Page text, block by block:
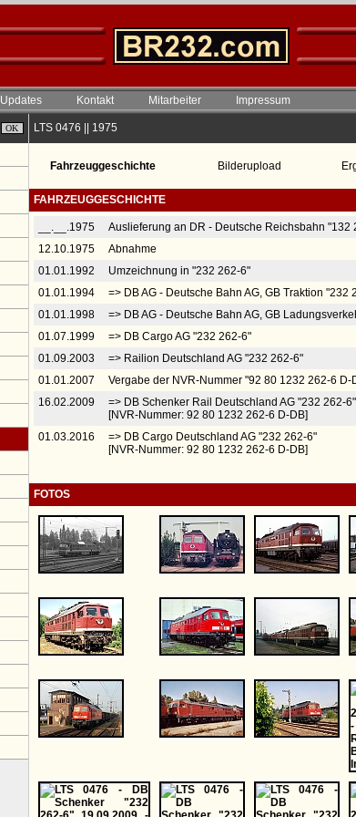
Updates Kontakt Mitarbeiter Impressum
LTS 0476 || 1975
Fahrzeuggeschichte Bilderupload
FAHRZEUGGESCHICHTE
__.__.1975
Auslieferung an DR - Deutsche Reichsbahn "132
12.10.1975
Abnahme
01.01.1992
Umzeichnung in "232 262-6"
01.01.1994
=> DB AG - Deutsche Bahn AG, GB Traktion "232
01.01.1998
=> DB AG - Deutsche Bahn AG, GB
01.07.1999
=> DB Cargo AG "232 262-6"
01.09.2003
=> Railion Deutschland AG "232 262-6"
01.01.2007
Vergabe der NVR-Nummer "92 80 1232 262-6 D-
16.02.2009
=> DB Schenker Rail Deutschland AG "232 262-6"
[NVR-Nummer: 92 80 1232 262-6 D-DB]
01.03.2016
=> DB Cargo Deutschland AG "232 262-6"
[NVR-Nummer: 92 80 1232 262-6 D-DB]
FOTOS